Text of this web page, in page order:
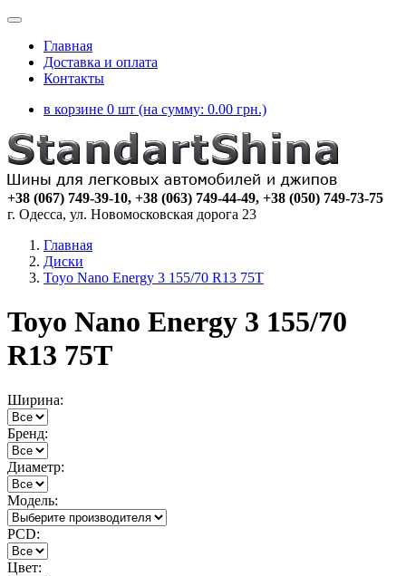
Главная
Доставка и оплата
Контакты
в корзине 0 шт (на сумму: 0.00 грн.)
+38 (067) 749-39-10, +38 (063) 749-44-49, +38 (050) 749-73-75
г. Одесса, ул. Новомосковская дорога 23
Главная
Диски
Toyo Nano Energy 3 155/70 R13 75T
Toyo Nano Energy 3 155/70
R13 75T
Ширина:
Бренд:
Диаметр:
Модель:
PCD:
Цвет: